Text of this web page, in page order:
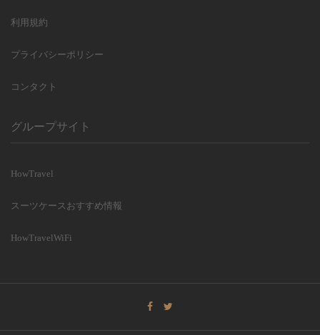
利用規約
プライバシーポリシー
コンタクト
グループサイト
HowTravel
スーツケースおすすめ情報
HowTravelWiFi